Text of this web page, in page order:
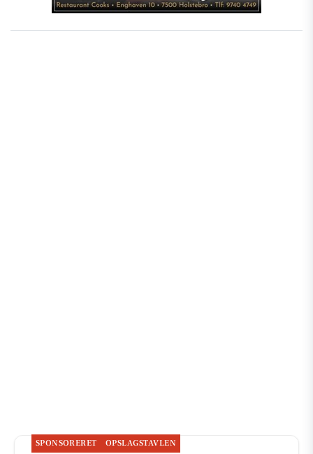
SPONSORERET OPSLAGSTAVLEN